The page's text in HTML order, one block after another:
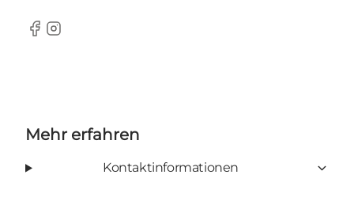
Facebook
Instagram
Mehr erfahren
Kontaktinformationen